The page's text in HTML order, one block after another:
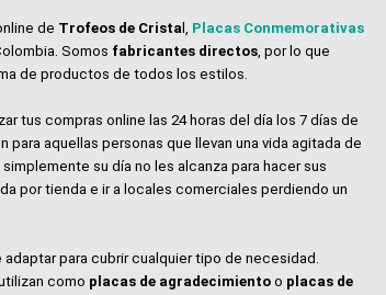
de Trofeos de Crista l, Placas Conmemorativas
Somos fabricantes directos, por lo que
de productos de todos los estilos.
tus compras online las 24 horas del día los 7 días de
para aquellas personas que llevan una vida agitada de
su día no les alcanza para hacer sus
por tienda e ir a locales comerciales perdiendo un
para cubrir cualquier tipo de necesidad.
como placas de agradecimiento o placas de